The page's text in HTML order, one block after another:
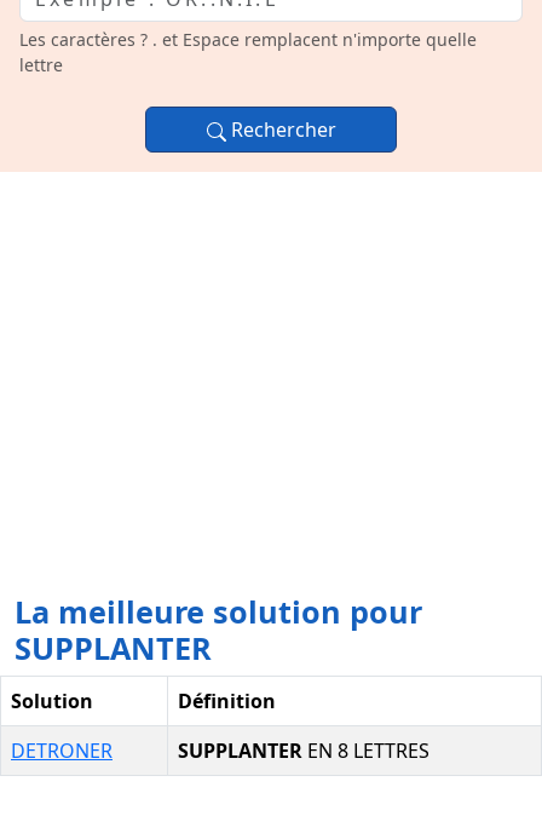
Les caractères ? . et Espace remplacent n'importe quelle
lettre
Rechercher
La meilleure solution pour
SUPPLANTER
Solution
Définition
DETRONER
SUPPLANTER EN 8 LETTRES